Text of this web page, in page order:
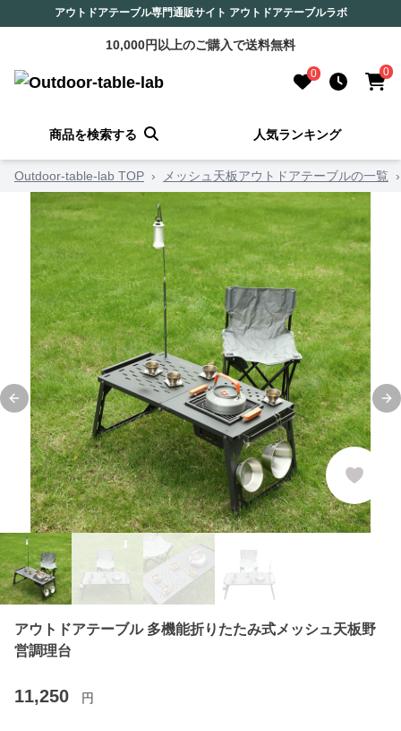
アウトドアテーブル専門通販サイト アウトドアテーブルラボ
10,000円以上のご購入で送料無料
0 0
商品を検索する 人気ランキング
Outdoor-table-lab TOP › メッシュ天板アウトドアテーブルの一覧 ›
Previous slide
アウトドアテーブル 多機能折りたたみ式メッシュ天板野
営調理台
11,250 円